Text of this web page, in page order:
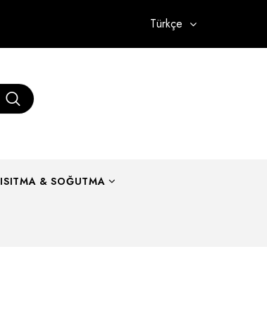
Türkçe
ISITMA & SOĞUTMA